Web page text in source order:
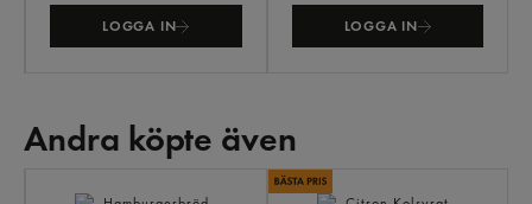
LOGGA IN LOGGA IN
Andra köpte även